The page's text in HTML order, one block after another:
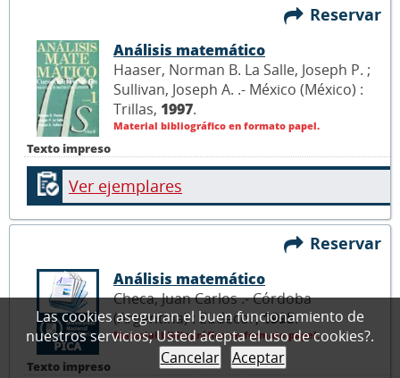
Reservar
Texto impreso
Análisis matemático
Haaser, Norman B. La Salle, Joseph P. ;
Sullivan, Joseph A. .- México (México) :
Trillas, 1997.
Material bibliográfico en formato papel.
Ver ejemplares
Reservar
Texto impreso
Análisis matemático
Checa, Juan Carlos .- Córdoba
(Argentina) : Eudecor,1995.
Material bibliográfico en formato papel.
Las cookies aseguran el buen funcionamiento de
nuestros servicios; Usted acepta el uso de cookies?.
Cancelar
Aceptar